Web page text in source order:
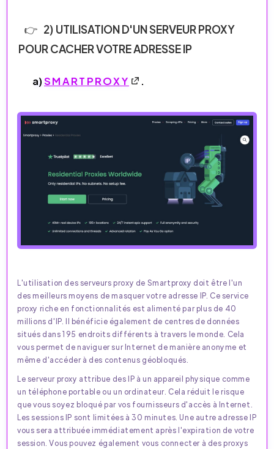
2) UTILISATION D'UN SERVEUR PROXY
POUR CACHER VOTRE ADRESSE IP
a)SMARTPROXY .
L'utilisation des serveurs proxy de Smartproxy doit être l'un
des meilleurs moyens de masquer votre adresse IP. Ce service
proxy riche en fonctionnalités est alimenté par plus de 40
millions d'IP. Il bénéficie également de centres de données
situés dans 195 endroits différents à travers le monde. Cela
vous permet de naviguer sur Internet de manière anonyme et
même d'accéder à des contenus géobloqués.
Le serveur proxy attribue des IP à un appareil physique comme
un téléphone portable ou un ordinateur. Cela réduit le risque
que vous soyez bloqué par vos fournisseurs d'accès à Internet.
Les sessions IP sont limitées à 30 minutes. Une autre adresse IP
vous sera attribuée immédiatement après l'expiration de votre
session. Vous pouvez également vous connecter à des proxys